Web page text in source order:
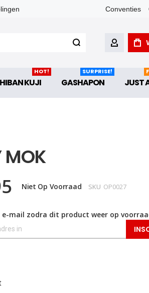
Conventies
KUJI
HOT!
GASHAPON
SURPRISE!
JUST
MOK
Niet Op Voorraad SKU OP0027
e-mail zodra dit product weer op